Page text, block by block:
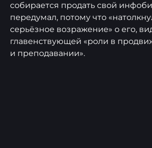
собирается продать свой
передумал, потому что
серьёзное возражение» о его,
главенствующей «роли в
и преподавании».